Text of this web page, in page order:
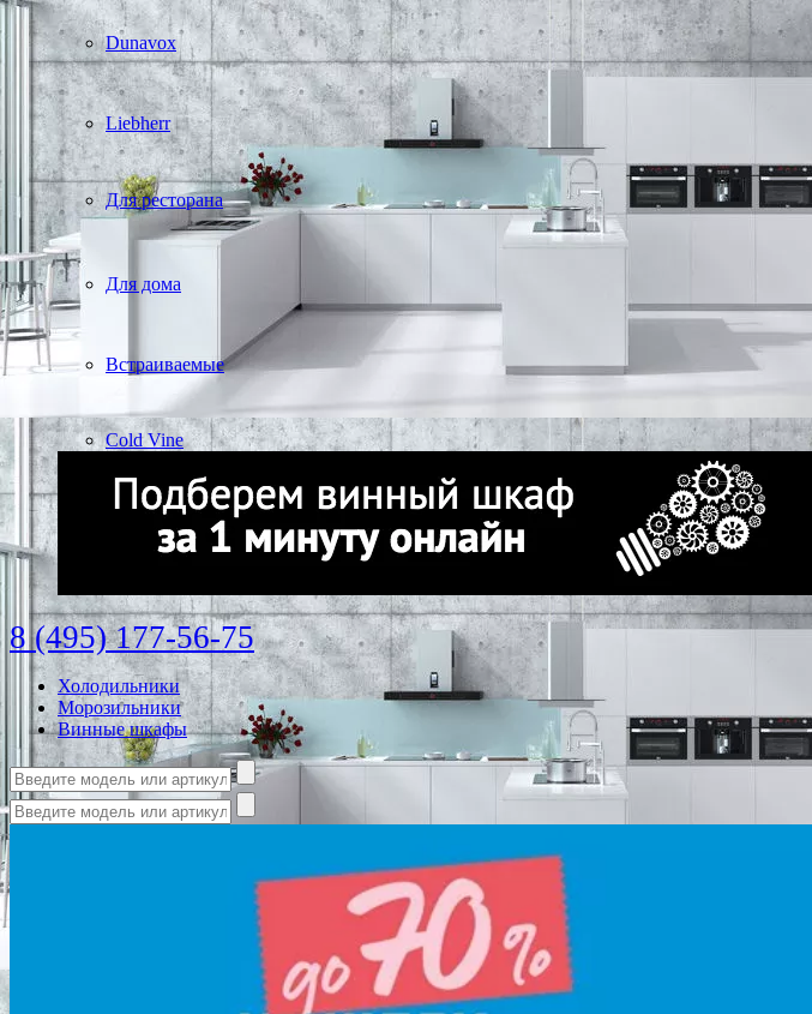
Dunavox
Liebherr
Для ресторана
Для дома
Встраиваемые
Cold Vine
8 (495) 177-56-75
Холодильники
Морозильники
Винные шкафы